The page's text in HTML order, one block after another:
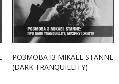
РОЗМОВА ІЗ MIKAEL STANNE
(DARK TRANQUILLITY)